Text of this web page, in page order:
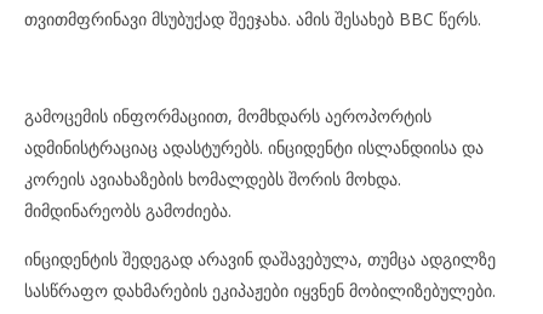
თვითმფრინავი მსუბუქად შეეჯახა. ამის შესახებ BBC წერს.
გამოცემის ინფორმაციით, მომხდარს აეროპორტის
ადმინისტრაციაც ადასტურებს. ინციდენტი ისლანდიისა და
კორეის ავიახაზების ხომალდებს შორის მოხდა.
მიმდინარეობს გამოძიება.
ინციდენტის შედეგად არავინ დაშავებულა, თუმცა ადგილზე
სასწრაფო დახმარების ეკიპაჟები იყვნენ მობილიზებულები.